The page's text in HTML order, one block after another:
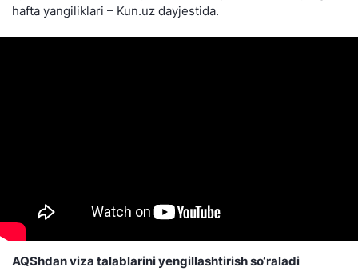
hafta yangiliklari – Kun.uz dayjestida.
AQShdan viza talablarini yengillashtirish so‘raladi